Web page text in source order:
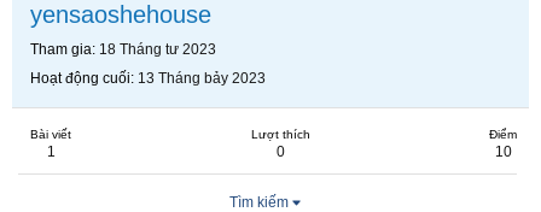
yensaoshehouse
Tham gia 18 Tháng tư 2023
Hoạt động cuối 13 Tháng bảy 2023
Bài viết
1
Lượt thích
0
Điểm
10
Tìm kiếm